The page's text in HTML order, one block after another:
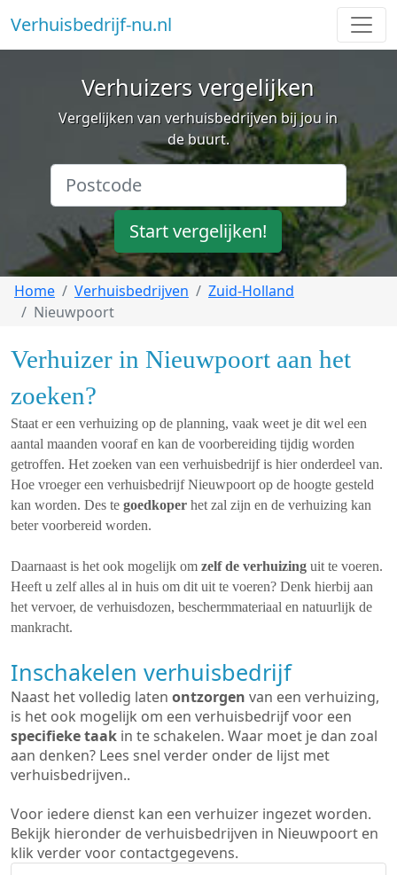
Verhuisbedrijf-nu.nl
Verhuizers vergelijken
Vergelijken van verhuisbedrijven bij jou in
de buurt.
Start vergelijken!
Home Verhuisbedrijven
Zuid-Holland
Nieuwpoort
Verhuizer in Nieuwpoort aan het
zoeken?
Staat er een verhuizing op de planning, vaak weet je dit wel een
aantal maanden vooraf en kan de voorbereiding tijdig worden
getroffen. Het zoeken van een verhuisbedrijf is hier onderdeel van.
Hoe vroeger een verhuisbedrijf Nieuwpoort op de hoogte gesteld
kan worden. Des te goedkoper het zal zijn en de verhuizing kan
beter voorbereid worden.
Daarnaast is het ook mogelijk om zelf de verhuizing uit te voeren.
Heeft u zelf alles al in huis om dit uit te voeren? Denk hierbij aan
het vervoer, de verhuisdozen, beschermmateriaal en natuurlijk de
mankracht.
Inschakelen verhuisbedrijf
Naast het volledig laten ontzorgen van een verhuizing,
is het ook mogelijk om een verhuisbedrijf voor een
specifieke taak in te schakelen. Waar moet je dan zoal
aan denken? Lees snel verder onder de lijst met
verhuisbedrijven..
Voor iedere dienst kan een verhuizer ingezet worden.
Bekijk hieronder de verhuisbedrijven in Nieuwpoort en
klik verder voor contactgegevens.